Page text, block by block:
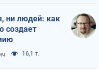
ни людей: как
создает
16,1 т.